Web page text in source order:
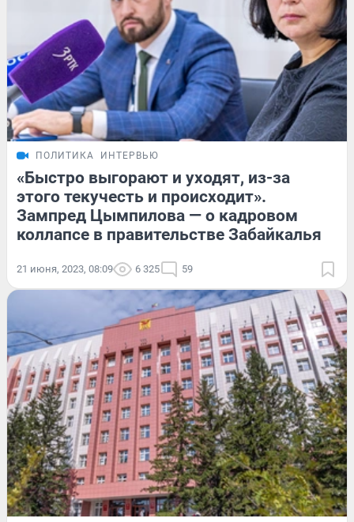
ПОЛИТИКА ИНТЕРВЬЮ
«Быстро выгорают и уходят, из-за
этого текучесть и происходит».
Зампред Цымпилова — о кадровом
коллапсе в правительстве Забайкалья
21 июня, 2023, 08:09 6 325 59